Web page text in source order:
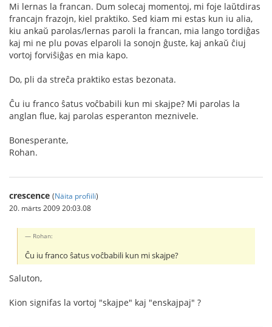
Mi lernas la francan. Dum solecaj momentoj, mi foje laŭtdiras
francajn frazojn, kiel praktiko. Sed kiam mi estas kun iu alia,
kiu ankaŭ parolas/lernas paroli la francan, mia lango tordiĝas
kaj mi ne plu povas elparoli la sonojn ĝuste, kaj ankaŭ ĉiuj
vortoj forviŝiĝas en mia kapo.
Do, pli da streĉa praktiko estas bezonata.
Ĉu iu franco ŝatus voĉbabili kun mi skajpe? Mi parolas la
anglan flue, kaj parolas esperanton meznivele.
Bonesperante,
Rohan.
crescence (Näita profiili)
20. märts 2009 20:03.08
Rohan:
Ĉu iu franco ŝatus voĉbabili kun mi skajpe?
Saluton,
Kion signifas la vortoj "skajpe" kaj "enskajpaj" ?